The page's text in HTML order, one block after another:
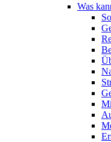
Was